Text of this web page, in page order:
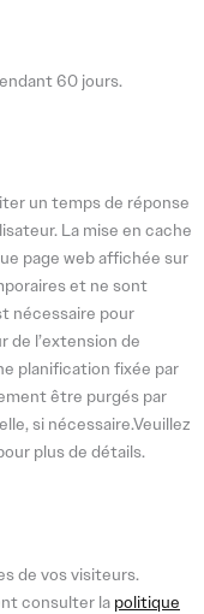
60 jours.
un temps de réponse
La mise en cache
page web affichée sur
et ne sont
nécessaire pour
l’extension de
planification fixée par
être purgés par
si nécessaire.Veuillez
plus de détails.
de vos visiteurs.
consulter la politique